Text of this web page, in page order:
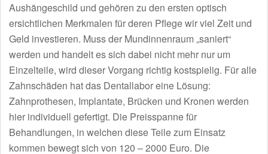
Aushängeschild und gehören zu den ersten optisch
ersichtlichen Merkmalen für deren Pflege wir viel Zeit und
Geld investieren. Muss der Mundinnenraum „saniert“
werden und handelt es sich dabei nicht mehr nur um
Einzelteile, wird dieser Vorgang richtig kostspielig. Für alle
Zahnschäden hat das Dentallabor eine Lösung:
Zahnprothesen, Implantate, Brücken und Kronen werden
hier individuell gefertigt. Die Preisspanne für
Behandlungen, in welchen diese Teile zum Einsatz
kommen bewegt sich von 120 – 2000 Euro. Die